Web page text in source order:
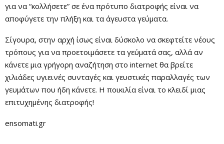
για να “κολλήσετε” σε ένα πρότυπο διατροφής είναι να
αποφύγετε την πλήξη και τα άγευστα γεύματα.
Σίγουρα, στην αρχή ίσως είναι δύσκολο να σκεφτείτε νέους
τρόπους για να προετοιμάσετε τα γεύματά σας, αλλά αν
κάνετε μια γρήγορη αναζήτηση στο internet θα βρείτε
χιλιάδες υγιεινές συνταγές και γευστικές παραλλαγές των
γευμάτων που ήδη κάνετε. Η ποικιλία είναι το κλειδί μιας
επιτυχημένης διατροφής!
ensomati.gr